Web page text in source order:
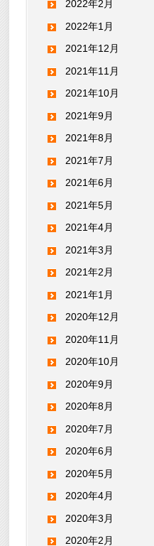
2022年2月
2022年1月
2021年12月
2021年11月
2021年10月
2021年9月
2021年8月
2021年7月
2021年6月
2021年5月
2021年4月
2021年3月
2021年2月
2021年1月
2020年12月
2020年11月
2020年10月
2020年9月
2020年8月
2020年7月
2020年6月
2020年5月
2020年4月
2020年3月
2020年2月